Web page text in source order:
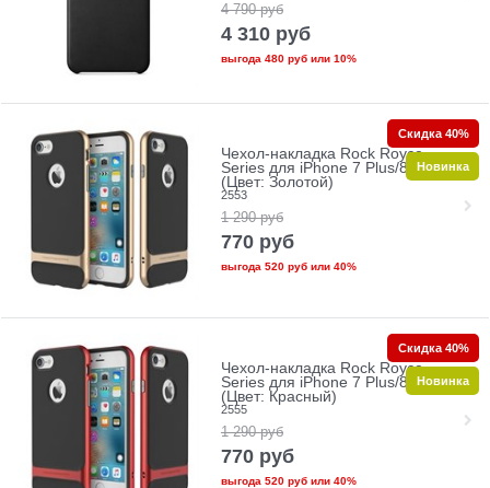
4 790 руб
4 310 руб
выгода 480 рубили 10%
Чехол-накладка Rock Royce
Series для iPhone 7 Plus/8 Plus
(Цвет: Золотой)
2553
1 290 руб
770 руб
выгода 520 рубили 40%
Скидка 40%
Новинка
Чехол-накладка Rock Royce
Series для iPhone 7 Plus/8 Plus
(Цвет: Красный)
2555
1 290 руб
770 руб
выгода 520 рубили 40%
Скидка 40%
Новинка